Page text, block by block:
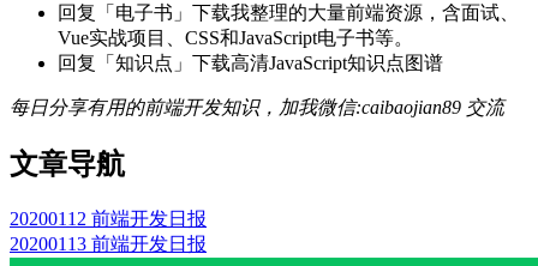
回复「电子书」下载我整理的大量前端资源，含面试、
Vue实战项目、CSS和JavaScript电子书等。
回复「知识点」下载高清JavaScript知识点图谱
每日分享有用的前端开发知识，加我微信:caibaojian89 交流
文章导航
20200112 前端开发日报
20200113 前端开发日报